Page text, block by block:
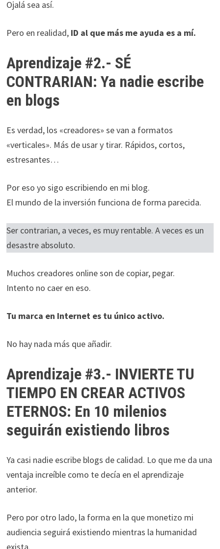
Ojalá sea así.
Pero en realidad, ID al que más me ayuda es a mí.
Aprendizaje #2.- SÉ
CONTRARIAN: Ya nadie escribe
en blogs
Es verdad, los «creadores» se van a formatos
«verticales». Más de usar y tirar. Rápidos, cortos,
estresantes…
Por eso yo sigo escribiendo en mi blog.
El mundo de la inversión funciona de forma parecida.
Ser contrarian, a veces, es muy rentable. A veces es un
desastre absoluto.
Muchos creadores online son de copiar, pegar.
Intento no caer en eso.
Tu marca en Internet es tu único activo.
No hay nada más que añadir.
Aprendizaje #3.- INVIERTE TU
TIEMPO EN CREAR ACTIVOS
ETERNOS: En 10 milenios
seguirán existiendo libros
Ya casi nadie escribe blogs de calidad. Lo que me da una
ventaja increíble como te decía en el aprendizaje
anterior.
Pero por otro lado, la forma en la que monetizo mi
audiencia seguirá existiendo mientras la humanidad
exista.